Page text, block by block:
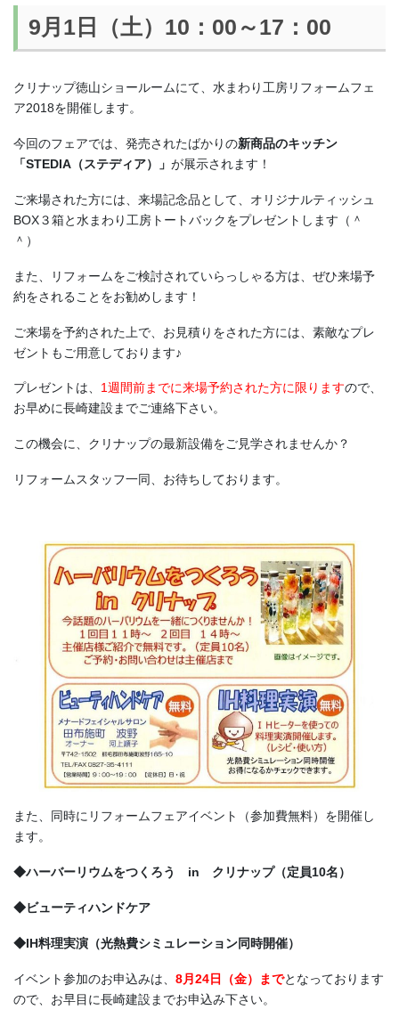
9月1日（土）10：00～17：00
クリナップ徳山ショールームにて、水まわり工房リフォームフェ
ア2018を開催します。
今回のフェアでは、発売されたばかりの新商品のキッチン
「STEDIA（ステディア）」 が展示されます！
ご来場された方には、来場記念品として、オリジナルティッシュ
BOX３箱と水まわり工房トートバックをプレゼントします（＾
＾）
また、リフォームをご検討されていらっしゃる方は、ぜひ来場予
約をされることをお勧めします！
ご来場を予約された上で、お見積りをされた方には、素敵なプレ
ゼントもご用意しております♪
プレゼントは、 1週間前までに来場予約された方に限りますので、
お早めに長崎建設までご連絡下さい。
この機会に、クリナップの最新設備をご見学されませんか？
リフォームスタッフ一同、お待ちしております。
また、同時にリフォームフェアイベント（参加費無料）を開催し
ます。
◆ハーバーリウムをつくろう in クリナップ（定員10名）
◆ビューティハンドケア
◆IH料理実演（光熱費シミュレーション同時開催）
イベント参加のお申込みは、 8月24日（金）までとなっております
ので、お早目に長崎建設までお申込み下さい。